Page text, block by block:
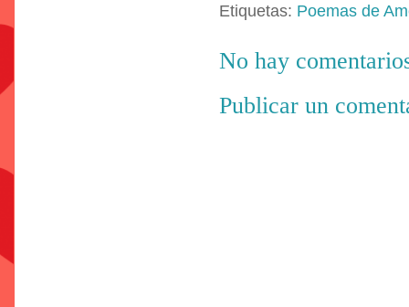
Etiquetas: Poemas de
No hay
Publicar un